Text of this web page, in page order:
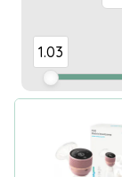
1.03